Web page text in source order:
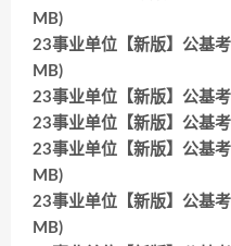
MB)
23事业单位【新版】公基
MB)
23事业单位【新版】公基
23事业单位【新版】公基
23事业单位【新版】公基
MB)
23事业单位【新版】公基
MB)